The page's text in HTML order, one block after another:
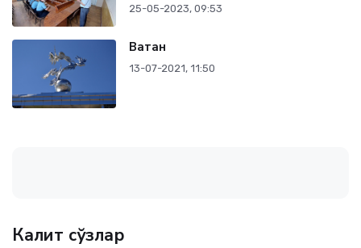
25-05-2023, 09:53
Ватан
13-07-2021, 11:50
Калит сўзлар